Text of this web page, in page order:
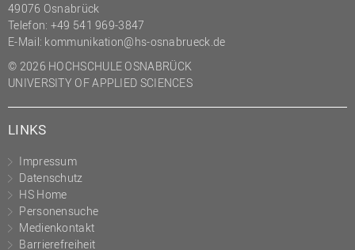
49076 Osnabrück
Telefon: +49 541 969-3847
E-Mail: kommunikation@hs-osnabrueck.de
© 2026 HOCHSCHULE OSNABRÜCK
UNIVERSITY OF APPLIED SCIENCES
LINKS
Impressum
Datenschutz
HS Home
Personensuche
Medienkontakt
Barrierefreiheit